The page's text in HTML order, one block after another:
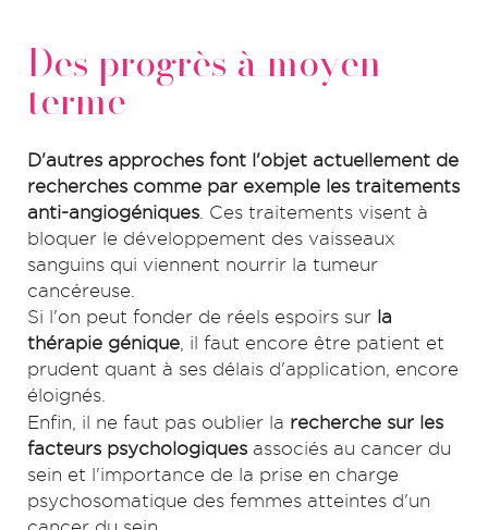
Des progrès à moyen
terme
D'autres approches font l'objet actuellement de
recherches comme par exemple les traitements
anti-angiogéniques . Ces traitements visent à
bloquer le développement des vaisseaux
sanguins qui viennent nourrir la tumeur
cancéreuse.
Si l'on peut fonder de réels espoirs sur la
thérapie génique , il faut encore être patient et
prudent quant à ses délais d'application, encore
éloignés.
Enfin, il ne faut pas oublier la recherche sur les
facteurs psychologiques associés au cancer du
sein et l'importance de la prise en charge
psychosomatique des femmes atteintes d'un